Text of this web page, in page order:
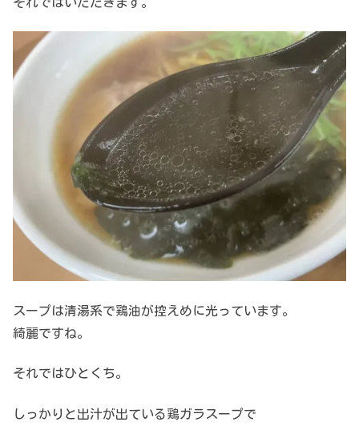
スープは清湯系で鶏油が控えめに光っています。
綺麗ですね。
それではひとくち。
しっかりと出汁が出ている鶏ガラスープで